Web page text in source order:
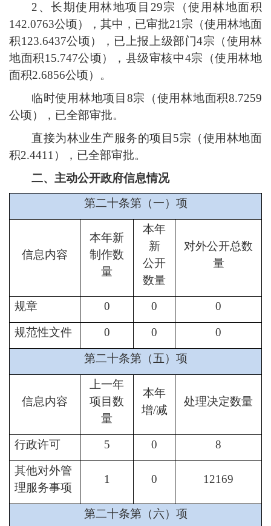
2、长期使用林地项目29宗（使用林地面积
142.0763公顷），其中，已审批21宗（使用林地面
积123.6437公顷），已上报上级部门4宗（使用林
地面积15.747公顷），县级审核中4宗（使用林地
面积2.6856公顷）。
临时使用林地项目 8宗（使用林地面积8.7259
公顷），已全部审批。
直接为林业生产服务的项目 5宗（使用林地面
积2.4411），已全部审批。
二、主动公开政府信息情况
第二十条第（一）项
信息内容
本年新
制作数
量
本年
新
公开
数量
对外公开总数
量
规章 0 0 0
规范性文件 0 0 0
第二十条第（五）项
信息内容
上一年
项目数
量
本年
增/减
处理决定数量
行政许可 5 0 8
其他对外管
理服务事项
1 0 12169
第二十条第（六）项